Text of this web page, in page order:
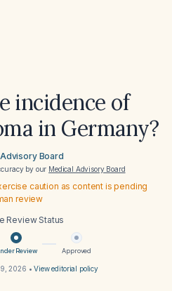
incidence of
in Germany?
Board
by our Medical Advisory Board
caution as content is pending
review
Review Status
Review Approved
2026 •View editorial policy